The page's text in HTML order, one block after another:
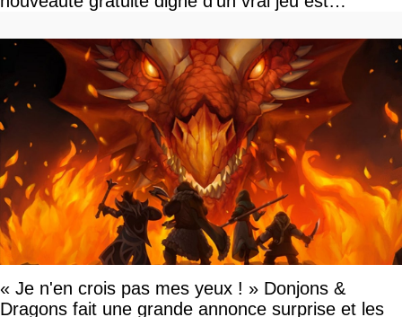
« Je n'en crois pas mes yeux ! » Donjons &
Dragons fait une grande annonce surprise et les